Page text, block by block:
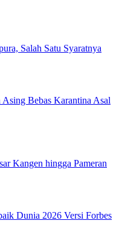
Salah Satu Syaratnya
Bebas Karantina Asal
Kangen hingga Pameran
Dunia 2026 Versi Forbes